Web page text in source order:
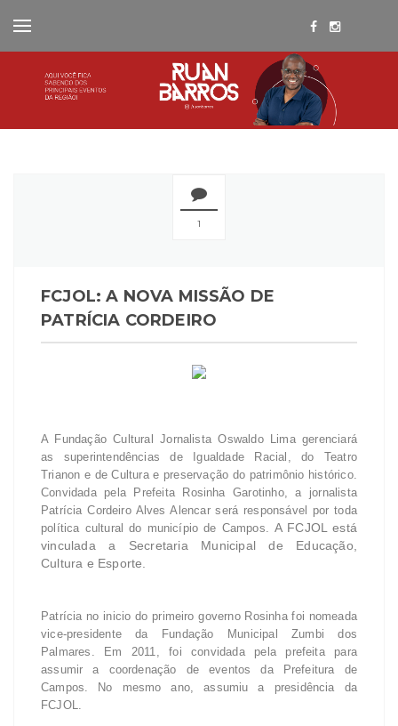
1
FCJOL: A NOVA MISSÃO DE
PATRÍCIA CORDEIRO
A Fundação Cultural Jornalista Oswaldo Lima gerenciará
as superintendências de Igualdade Racial, do Teatro
Trianon e de Cultura e preservação do patrimônio histórico.
Convidada pela Prefeita Rosinha Garotinho, a jornalista
Patrícia Cordeiro Alves Alencar será responsável por toda
política cultural do município de Campos.A FCJOL está
vinculada a Secretaria Municipal de Educação,
Cultura e Esporte.
Patrícia no inicio do primeiro governo Rosinha foi nomeada
vice-presidente da Fundação Municipal Zumbi dos
Palmares. Em 2011, foi convidada pela prefeita para
assumir a coordenação de eventos da Prefeitura de
Campos. No mesmo ano, assumiu a presidência da
FCJOL.